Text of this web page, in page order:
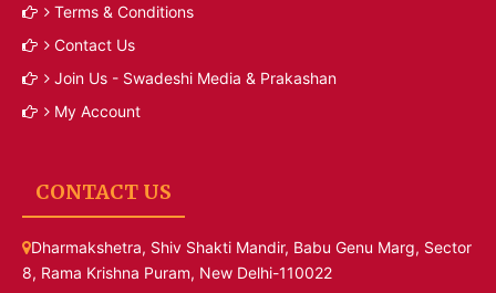
Terms & Conditions
Contact Us
Join Us - Swadeshi Media & Prakashan
My Account
CONTACT US
Dharmakshetra, Shiv Shakti Mandir, Babu Genu Marg, Sector
8, Rama Krishna Puram, New Delhi-110022